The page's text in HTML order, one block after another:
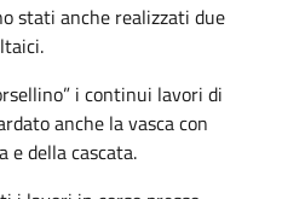
stati anche realizzati due
i continui lavori di
anche la vasca con
e della cascata.